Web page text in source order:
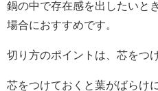
鍋の中で存在感を出したいと
場合におすすめです。
切り方のポイントは、芯をつ
芯をつけておくと葉がばらけ